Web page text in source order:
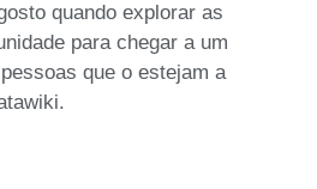
quando explorar as
para chegar a um
que o estejam a